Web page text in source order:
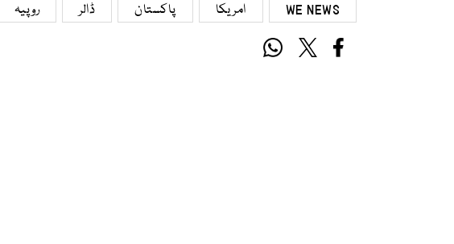
WE NEWS امریکا پاکستان ڈالر روپیہ